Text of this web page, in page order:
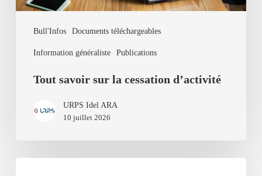
Bull'Infos Documents téléchargeables
Information généraliste Publications
Tout savoir sur la cessation d’activité
URPS Idel ARA
10 juillet 2026